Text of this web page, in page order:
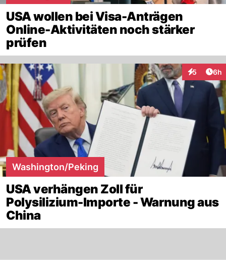
USA wollen bei Visa-Anträgen
Online-Aktivitäten noch stärker
prüfen
5 6h
Washington/Peking
USA verhängen Zoll für
Polysilizium-Importe - Warnung aus
China